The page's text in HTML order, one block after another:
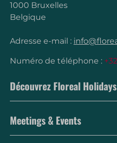
1000 Bruxelles
Belgique
Adresse e-mail :
Numéro de téléphone :
Découvrez Floreal Holidays
Meetings & Events